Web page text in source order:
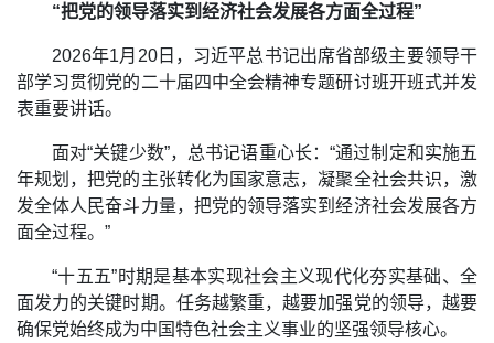
“把党的领导落实到经济社会发展各方面全过程”
2026年1月20日，习近平总书记出席省部级主要领导干
部学习贯彻党的二十届四中全会精神专题研讨班开班式并发
表重要讲话。
面对“关键少数”，总书记语重心长：“通过制定和实施五
年规划，把党的主张转化为国家意志，凝聚全社会共识，激
发全体人民奋斗力量，把党的领导落实到经济社会发展各方
面全过程。”
“十五五”时期是基本实现社会主义现代化夯实基础、全
面发力的关键时期。任务越繁重，越要加强党的领导，越要
确保党始终成为中国特色社会主义事业的坚强领导核心。